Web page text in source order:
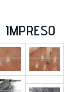
IMPRESO